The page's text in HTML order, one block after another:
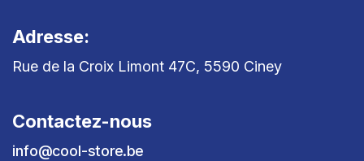
Adresse:
Rue de la Croix Limont 47C, 5590 Ciney
Contactez-nous
info@cool-store.be